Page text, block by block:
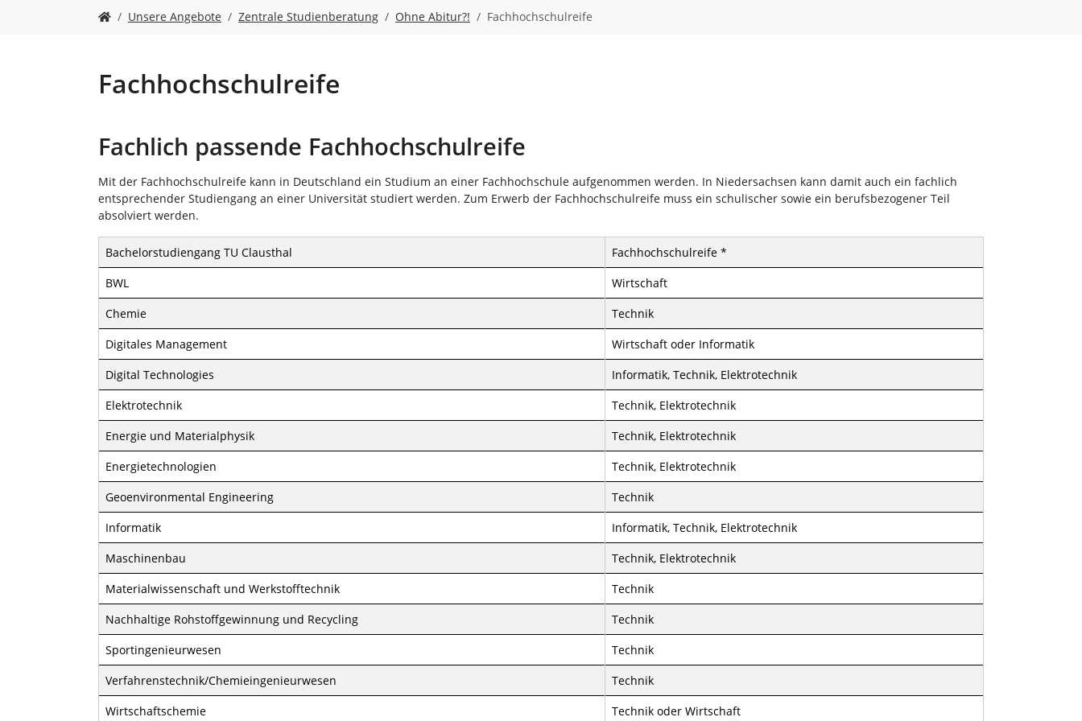
i
n
i
e
r
Unsere Angebote Zentrale Studienberatung Ohne Abitur?! Fachhochschulreife
Fachhochschulreife
Fachlich passende Fachhochschulreife
Mit der Fachhochschulreife kann in Deutschland ein Studium an einer Fachhochschule aufgenommen werden. In Niedersachsen kann damit auch ein fachlich
entsprechender Studiengang an einer Universität studiert werden. Zum Erwerb der Fachhochschulreife muss ein schulischer sowie ein berufsbezogener Teil
absolviert werden.
Bachelorstudiengang TU Clausthal
Fachhochschulreife *
BWL
Wirtschaft
Chemie
Technik
Digitales Management
Wirtschaft oder Informatik
Digital Technologies
Informatik, Technik, Elektrotechnik
Elektrotechnik
Technik, Elektrotechnik
Energie und Materialphysik
Technik, Elektrotechnik
Energietechnologien
Technik, Elektrotechnik
Geoenvironmental Engineering
Technik
Informatik
Informatik, Technik, Elektrotechnik
Maschinenbau
Technik, Elektrotechnik
Materialwissenschaft und Werkstofftechnik
Technik
Nachhaltige Rohstoffgewinnung und Recycling
Technik
Sportingenieurwesen
Technik
Verfahrenstechnik/Chemieingenieurwesen
Technik
Wirtschaftschemie
Technik oder Wirtschaft